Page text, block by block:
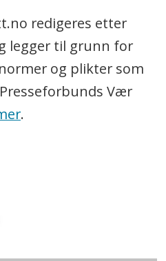
redigeres etter
legger til grunn for
og plikter som
Vær
.